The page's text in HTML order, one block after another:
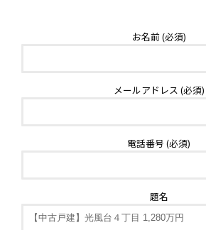
お名前 (必須)
メールアドレス (必須)
電話番号 (必須)
題名